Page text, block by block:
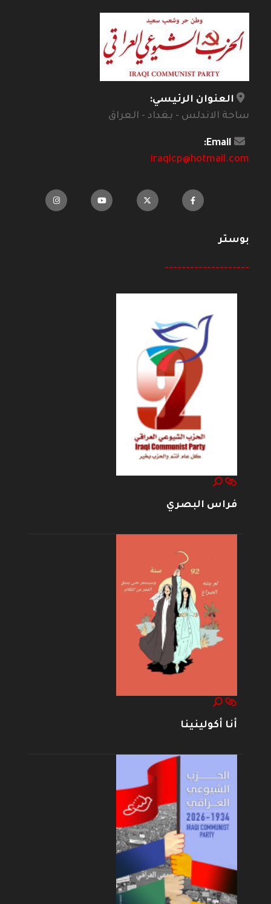
العنوان الرئيسي:
ساحة الاندلس - بغداد - العراق
Email:
iraqicp@hotmail.com
بوستر
--------------------
فراس البصري
أنا أكولينينا